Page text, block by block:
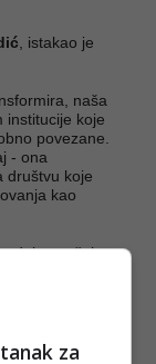
, istakao je
naša
institucije koje
povezane.
- ona
društvu koje
kao
značaj
nastaju
saopćeno je iz
za